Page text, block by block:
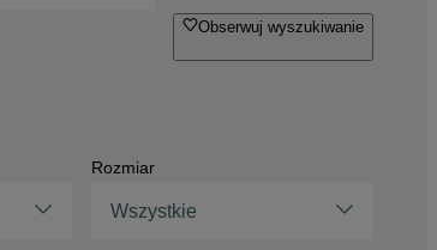
Obserwuj wyszukiwanie
Rozmiar
Wszystkie